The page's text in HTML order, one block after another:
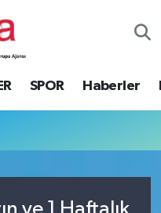
SPOR Haberler